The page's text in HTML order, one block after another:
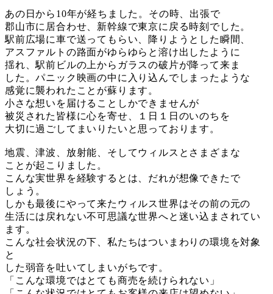
あの日から10年が経ちました。その時、出張で
郡山市に居合わせ、新幹線で東京に戻る時刻でした。
駅前広場に車で送ってもらい、降りようとした瞬間、
アスファルトの路面がゆらゆらと溶け出したように
揺れ、駅前ビルの上からガラスの破片が降って来ま
した。パニック映画の中に入り込んでしまったような
感覚に襲われたことが蘇ります。
小さな想いを届けることしかできませんが
被災された皆様に心を寄せ、１日１日のいのちを
大切に過ごしてまいりたいと思っております。
地震、津波、放射能、そしてウィルスとさまざまな
ことが起こりました。
こんな実世界を経験するとは、だれが想像できたで
しょう。
しかも最後にやって来たウィルス世界はその前の元の
生活には戻れない不可思議な世界へと迷い込まされてい
ます。
こんな社会状況の下、私たちはついまわりの環境を対象
と
した弱音を吐いてしまいがちです。
「こんな環境ではとても商売を続けられない」